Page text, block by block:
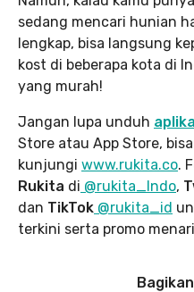
sedang mencari hunian
lengkap, bisa langsung
kost di beberapa kota di
yang murah!
Jangan lupa unduh
Store atau App Store,
kunjungi www.rukita.co.
Rukita di @rukita_Indo,
dan TikTok @rukita_id
terkini serta promo